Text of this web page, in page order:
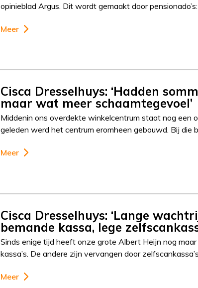
opinieblad Argus. Dit wordt gemaakt door pensionado’s:
Meer
Cisca Dresselhuys: ‘Hadden
maar wat meer schaamtegevoel’
Middenin ons overdekte winkelcentrum staat nog een
geleden werd het centrum eromheen gebouwd. Bij die
Meer
Cisca Dresselhuys: ‘Lange
bemande kassa, lege
Sinds enige tijd heeft onze grote Albert Heijn nog
kassa’s. De andere zijn vervangen door
Meer